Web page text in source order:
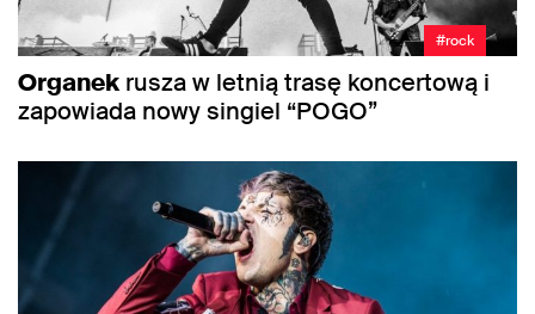
#rock
Organek rusza w letnią trasę koncertową i
zapowiada nowy singiel “POGO”